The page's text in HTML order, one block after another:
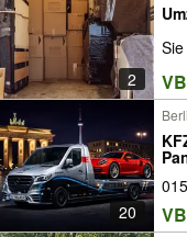
Nachrichten
Anzeige
2 VB
20 VB